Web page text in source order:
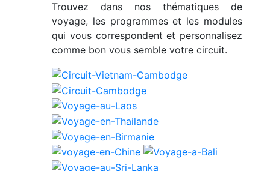
Trouvez dans nos thématiques de
voyage, les programmes et les modules
qui vous correspondent et personnalisez
comme bon vous semble votre circuit.